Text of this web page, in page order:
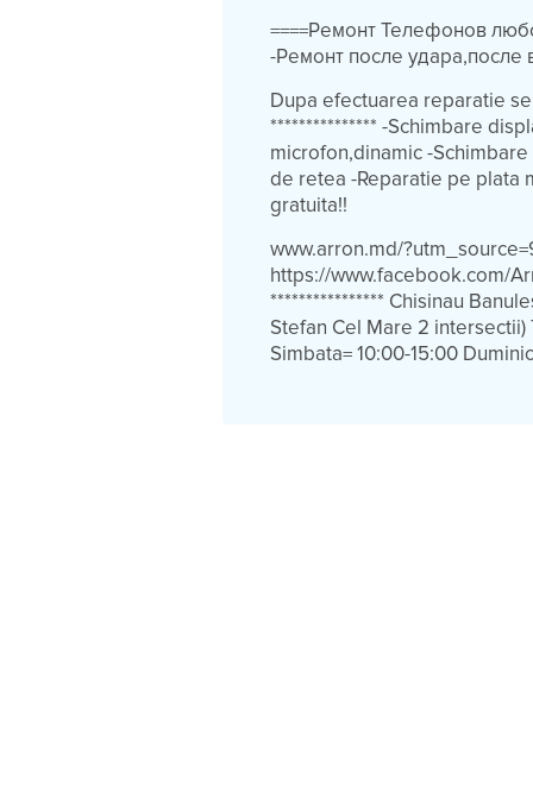
====Ремонт Телефонов
-Ремонт после удара,после
Dupa efectuarea reparatie
*************** -Schimbare
microfon,dinamic -
de retea -Reparatie pe plata
gratuita!!
www.arron.md/
https://www.facebook.com/
**************** Chisinau
Stefan Cel Mare 2
Simbata= 10:00-15:00